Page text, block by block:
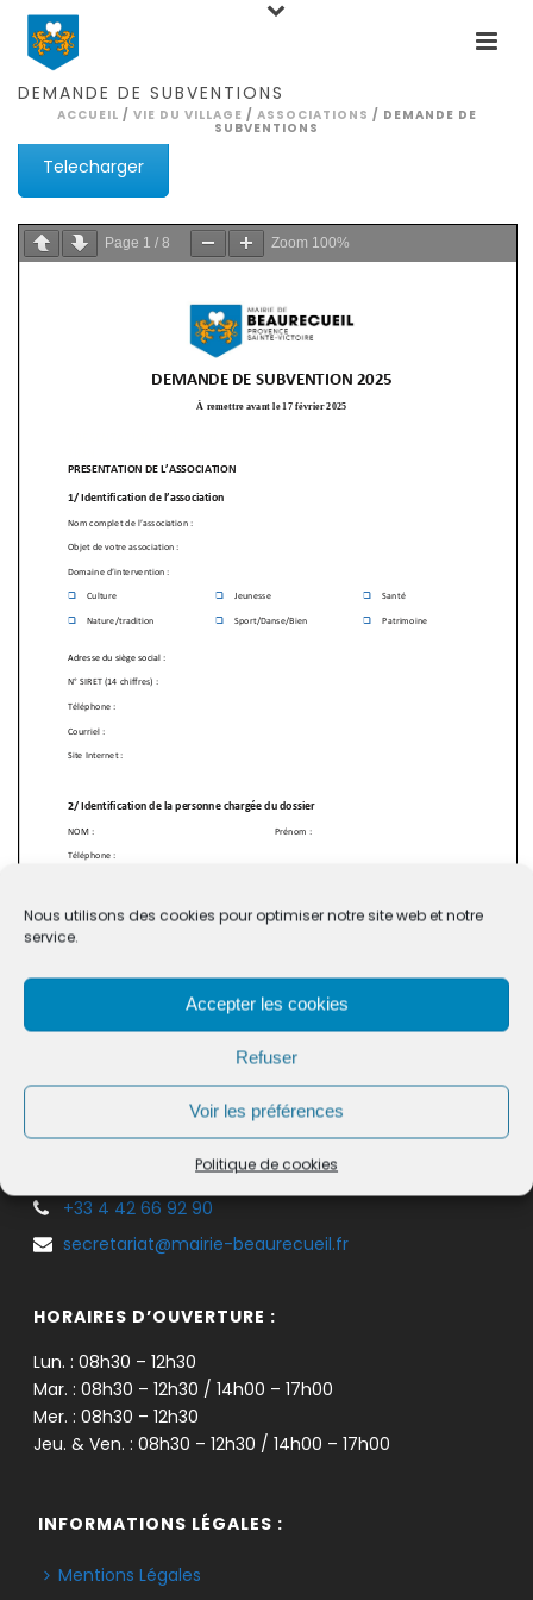
Nous utilisons des cookies pour optimiser notre site web et notre
service.
Accepter les cookies
Refuser
Voir les préférences
Politique de cookies
DEMANDE DE SUBVENTIONS
ACCUEIL / VIE DU VILLAGE / ASSOCIATIONS / DEMANDE DE
SUBVENTIONS
Telecharger
Page 1 / 8 Zoom 100%
Page1/8 Zoom100%
CONTACT SECRÉTARIAT :
125 Avenue Louis Sylvestre, 13100 Beaurecueil, France
+33 4 42 66 92 90
secretariat@mairie-beaurecueil.fr
HORAIRES D’OUVERTURE :
Lun. : 08h30 – 12h30
Mar. : 08h30 – 12h30 / 14h00 – 17h00
Mer. : 08h30 – 12h30
Jeu. & Ven. : 08h30 – 12h30 / 14h00 – 17h00
INFORMATIONS LÉGALES :
Mentions Légales